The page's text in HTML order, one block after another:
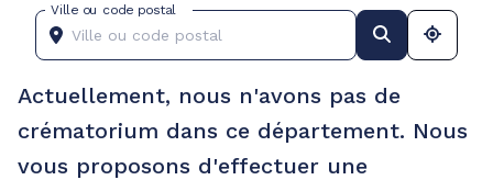
Ville ou code postal
Actuellement, nous n'avons pas de
crématorium dans ce département. Nous
vous proposons d'effectuer une